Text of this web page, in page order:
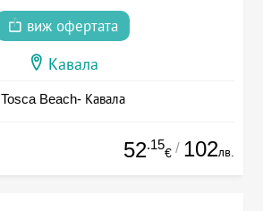
виж офертата
Кавала
Tosca Beach- Кавала
52.15
€ / 102лв.